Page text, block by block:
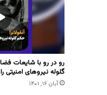
رو در رو با شایعات
گلوله نیروهای امنیتی
آبان ۱۶, ۱۴۰۱